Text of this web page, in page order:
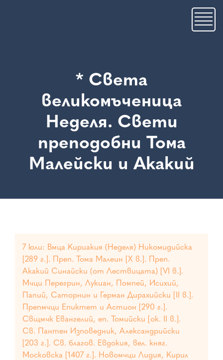
* Света
великомъченица
Неделя. Свети
преподобни Тома
Малейски и Акакий
7 юли: Вмца Кириакия (Неделя) Никомидийска
[289 г.]. Преп. Тома Малеин [Х в.]. Преп.
Акакий Синайски (от Лествицата) [VI в.].
Мчци Перегрин, Лукиан, Помпей, Исихий,
Папий, Саторнин и Герман Дирахийски [II в.].
Препмчци Епиктет и Астион [290 г.].
Свщмчк Евангелий, еп. Томийски [ок. II в.].
Св. Пантен Изповедник, Александрийски
[203 г.]. Св. благов. Евдокия, вел. княг.
Московска [1407 г.]. Новомчци Лидия, Кирил